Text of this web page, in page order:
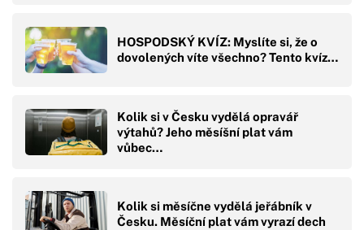
HOSPODSKÝ KVÍZ: Myslíte si, že o
dovolených víte všechno? Tento kvíz…
Kolik si v Česku vydělá opravář
výtahů? Jeho měsíšní plat vám
vůbec…
Kolik si měsíčne vydělá jeřábník v
Česku. Měsíční plat vám vyrazí dech